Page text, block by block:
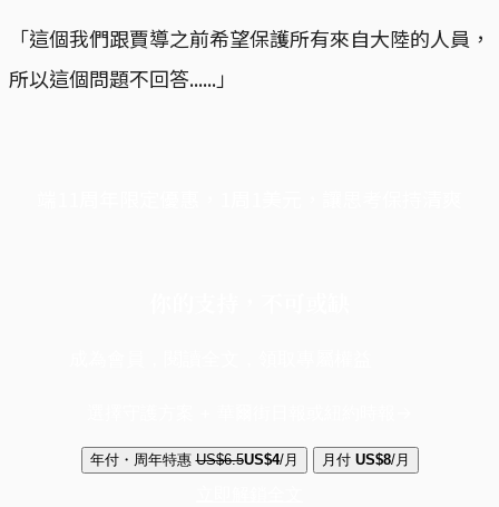
「這個我們跟賈導之前希望保護所有來自大陸的人員，
所以這個問題不回答......」
年付・周年特惠 US$6.5US$4/月 月付 US$8/月